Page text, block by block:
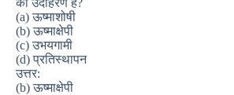
(a) ऊष्माशोषी
(b) ऊष्माक्षेपी
(c) उभयगामी
(d) प्रतिस्थापन
उत्तर:
(b) ऊष्माक्षेपी